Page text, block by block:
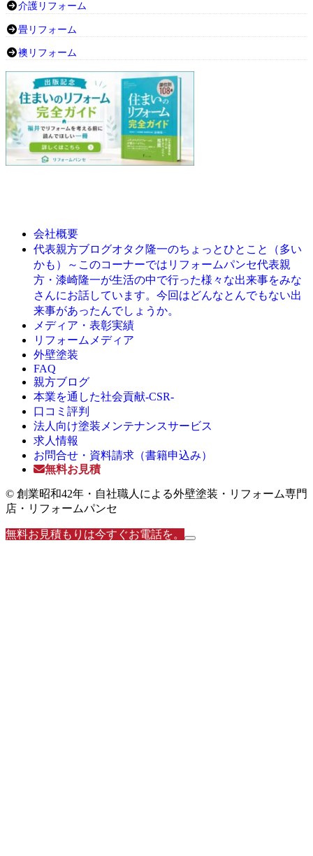
介護リフォーム
畳リフォーム
襖リフォーム
会社概要
代表親方ブログオタク隆一のちょっとひとこと（多い
かも）～このコーナーではリフォームパンセ代表親
方・漆崎隆一が生活の中で行った様々な出来事をみな
さんにお話しています。今回はどんなとんでもない出
来事があったんでしょうか。
メディア・表彰実績
リフォームメディア
外壁塗装
FAQ
親方ブログ
本業を通した社会貢献-CSR-
口コミ評判
法人向け塗装メンテナンスサービス
求人情報
お問合せ・資料請求（書籍申込み）
無料お見積
© 創業昭和42年・自社職人による外壁塗装・リフォーム専門
店・リフォームパンセ
無料お見積もりは今すぐお電話を。